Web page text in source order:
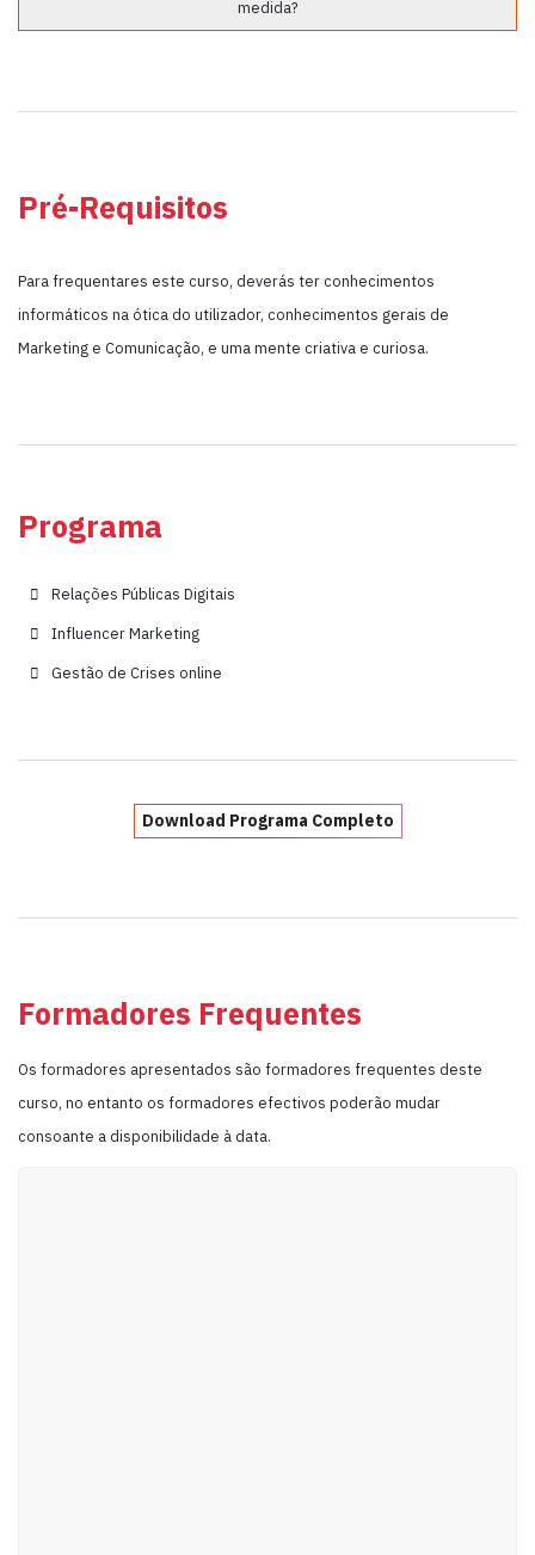
medida?
Pré-Requisitos
Para frequentares este curso, deverás ter conhecimentos
informáticos na ótica do utilizador, conhecimentos gerais de
Marketing e Comunicação, e uma mente criativa e curiosa.
Programa
Relações Públicas Digitais
Influencer Marketing
Gestão de Crises online
Download Programa Completo
Formadores Frequentes
Os formadores apresentados são formadores frequentes deste
curso, no entanto os formadores efectivos poderão mudar
consoante a disponibilidade à data.